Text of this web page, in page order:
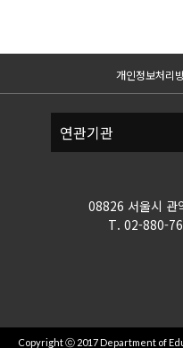
개인정보처리
08826 서울시 관
T. 02-880-
Copyright ⓒ 2017 Department of